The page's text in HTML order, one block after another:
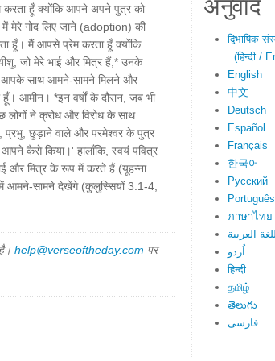
हूँ क्योंकि आपने अपने पुत्र को
में मेरे गोद लिए जाने (adoption) की
हूँ। मैं आपसे प्रेम करता हूँ क्योंकि
जो मेरे भाई और मित्र हैं,* उनके
आपके साथ आमने-सामने मिलने और
आमीन। *इन वर्षों के दौरान, जब भी
लोगों ने क्रोध और विरोध के साथ
प्रभु, छुड़ाने वाले और परमेश्वर के पुत्र
कैसे किया।' हालाँकि, स्वयं पवित्र
और मित्र के रूप में करते हैं (यूहन्ना
में आमने-सामने देखेंगे (कुलुस्सियों 3:1-4;
help@verseoftheday.com पर
द्विभाषिक
(हिन्दी /
English
中文
Deutsch
Español
Français
한국어
Русский
Português
ภาษาไทย
العربية
اُردو
हिन्दी
தமிழ்
తెలుగు
فارسی